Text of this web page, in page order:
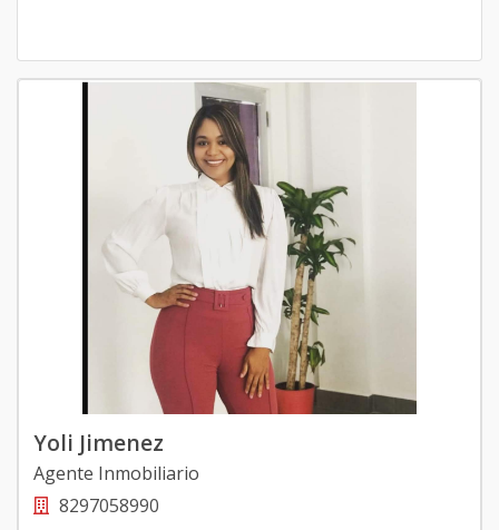
Yoli Jimenez
Agente Inmobiliario
8297058990